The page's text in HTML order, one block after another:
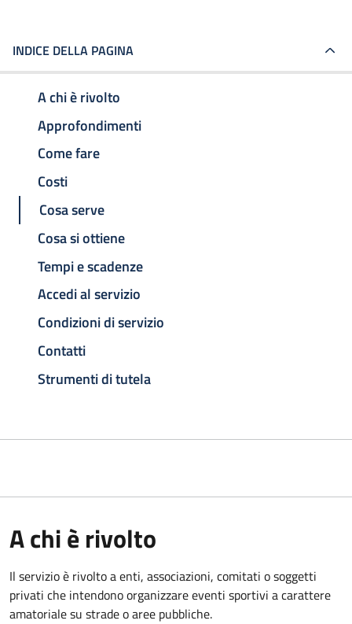
INDICE DELLA PAGINA
A chi è rivolto
Approfondimenti
Come fare
Costi
Cosa serve
Cosa si ottiene
Tempi e scadenze
Accedi al servizio
Condizioni di servizio
Contatti
Strumenti di tutela
A chi è rivolto
Il servizio è rivolto a enti, associazioni, comitati o soggetti
privati che intendono organizzare eventi sportivi a carattere
amatoriale su strade o aree pubbliche.